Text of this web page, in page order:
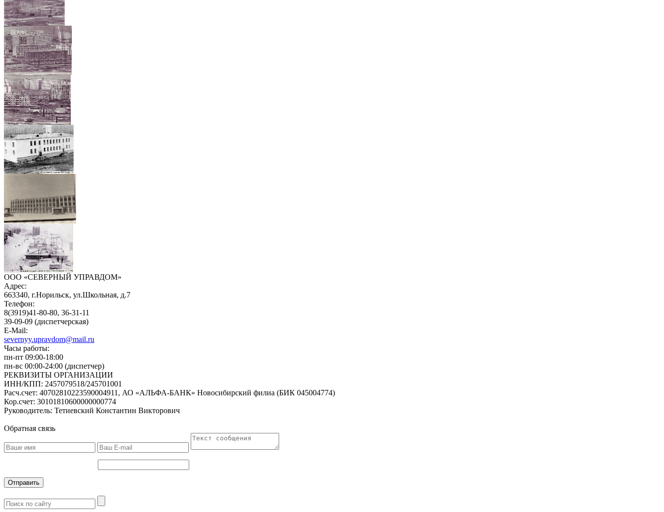
ООО «СЕВЕРНЫЙ УПРАВДОМ»
Адрес:
663340, г.Норильск, ул.Школьная, д.7
Телефон:
8(3919)41-80-80, 36-31-11
39-09-09 (диспетчерская)
E-Mail:
severnyy.upravdom@mail.ru
Часы работы:
пн-пт 09:00-18:00
пн-вс 00:00-24:00 (диспетчер)
РЕКВИЗИТЫ ОРГАНИЗАЦИИ
ИНН/КПП: 2457079518/245701001
Расч.счет: 40702810223590004911, АО «АЛЬФА-БАНК» Новосибирский филиа (БИК 045004774)
Кор.счет: 30101810600000000774
Руководитель: Тетиевский Константин Викторович
Обратная связь
Отправить